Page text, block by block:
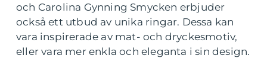
och Carolina Gynning Smycken erbjuder
också ett utbud av unika ringar. Dessa kan
vara inspirerade av mat- och dryckesmotiv,
eller vara mer enkla och eleganta i sin design.